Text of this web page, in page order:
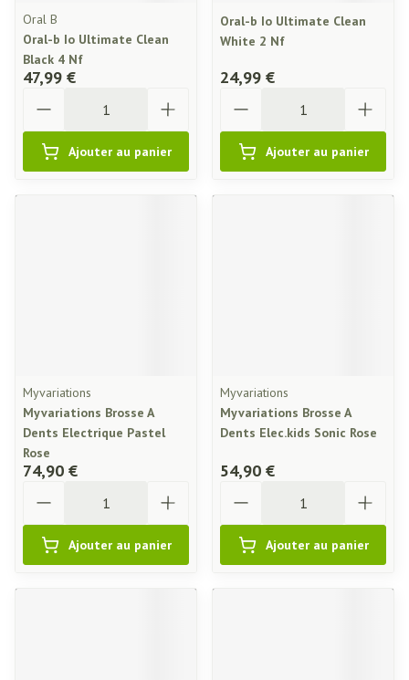
Oral B
Oral-b Io Ultimate Clean
Black 4 Nf
47,99 €
Ajouter au panier
Oral-b Io Ultimate Clean
White 2 Nf
24,99 €
Ajouter au panier
Myvariations
Myvariations Brosse A
Dents Electrique Pastel
Rose
74,90 €
Ajouter au panier
Myvariations
Myvariations Brosse A
Dents Elec.kids Sonic Rose
54,90 €
Ajouter au panier